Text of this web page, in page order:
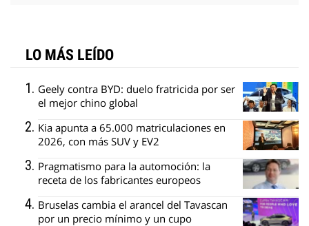
LO MÁS LEÍDO
Geely contra BYD: duelo fratricida por ser
el mejor chino global
Kia apunta a 65.000 matriculaciones en
2026, con más SUV y EV2
Pragmatismo para la automoción: la
receta de los fabricantes europeos
Bruselas cambia el arancel del Tavascan
por un precio mínimo y un cupo